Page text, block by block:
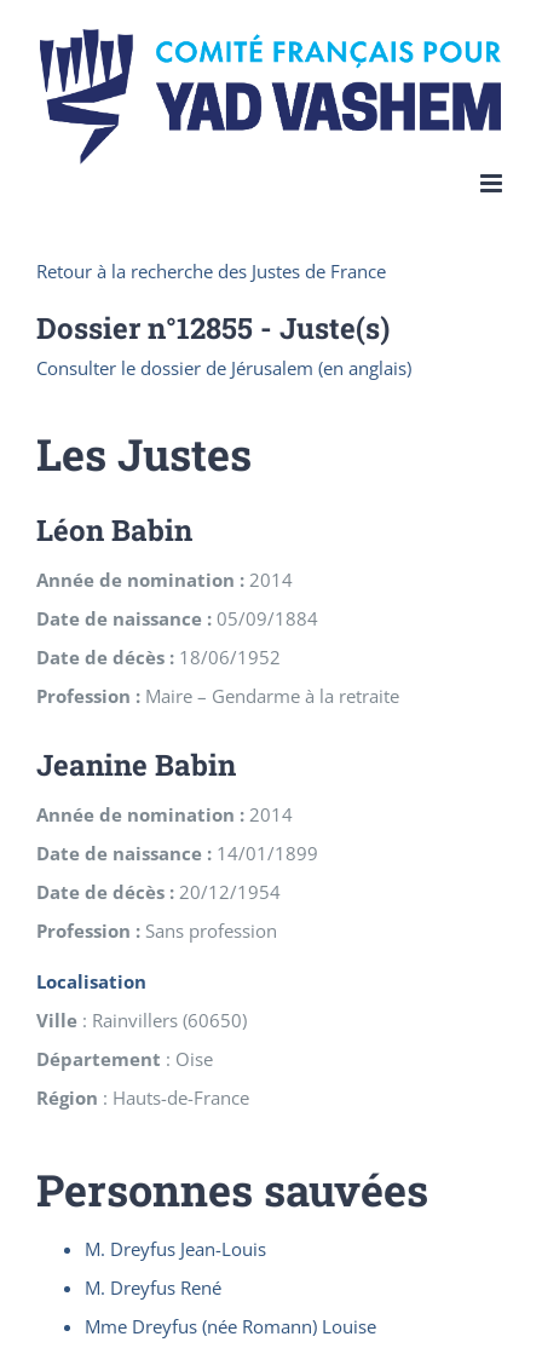
content
Retour à la recherche des Justes de France
Dossier n°12855 - Juste(s)
Consulter le dossier de Jérusalem (en anglais)
Les Justes
Léon Babin
Année de nomination : 2014
Date de naissance : 05/09/1884
Date de décès : 18/06/1952
Profession : Maire – Gendarme à la retraite
Jeanine Babin
Année de nomination : 2014
Date de naissance : 14/01/1899
Date de décès : 20/12/1954
Profession : Sans profession
Localisation
Ville : Rainvillers (60650)
Département : Oise
Région : Hauts-de-France
Personnes sauvées
M. Dreyfus Jean-Louis
M. Dreyfus René
Mme Dreyfus (née Romann) Louise